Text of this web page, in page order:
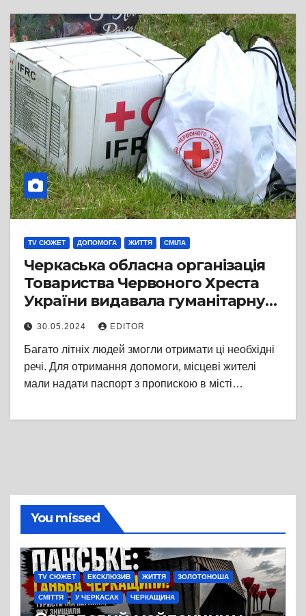
TV СЮЖЕТ ДОПОМОГА ЖИТТЯ СМІЛА
Черкаська обласна організація
Товариства Червоного Хреста
України видавала гуманітарну
допомогу для смілян віком від
65 років і старше
30.05.2024 EDITOR
Багато літніх людей змогли отримати ці необхідні
речі. Для отримання допомоги, місцеві жителі
мали надати паспорт з пропискою в місті…
You missed
TV СЮЖЕТ ЕКСКЛЮЗИВ ЖИТТЯ ЗОЛОТОНОША
СМІТТЯ У ЧЕРКАСАХ ЧЕРКАЩИНА